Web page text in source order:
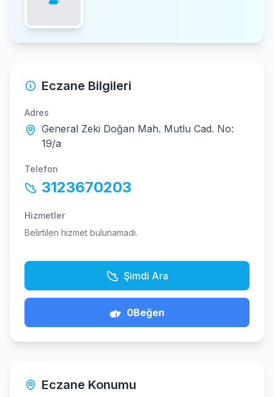
Eczane Bilgileri
Adres
General Zeki Doğan Mah. Mutlu Cad. No:
19/a
Telefon
3123670203
Hizmetler
Belirtilen hizmet bulunamadı.
Şimdi Ara
0Beğen
Eczane Konumu